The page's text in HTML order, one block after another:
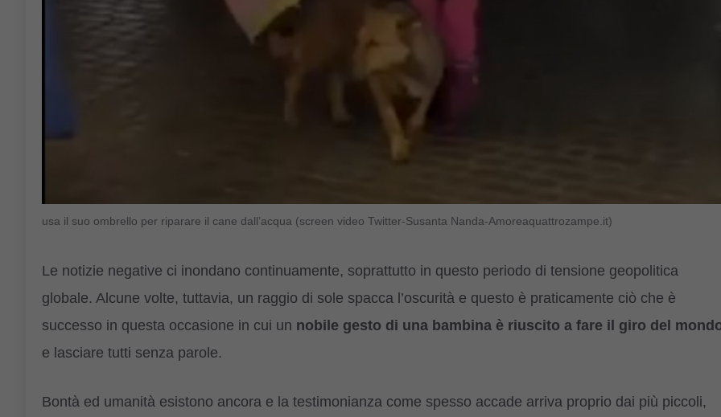
usa il suo ombrello per riparare il cane dall’acqua (screen video Twitter-Susanta Nanda-Amoreaquattrozampe.it)
Le notizie negative ci inondano continuamente, soprattutto in questo periodo di tensione geopolitica
globale. Alcune volte, tuttavia, un raggio di sole spacca l’oscurità e questo è praticamente ciò che è
successo in questa occasione in cui un nobile gesto di una bambina è riuscito a fare il giro del
e lasciare tutti senza parole.
Bontà ed umanità esistono ancora e la testimonianza come spesso accade arriva proprio dai più piccoli,